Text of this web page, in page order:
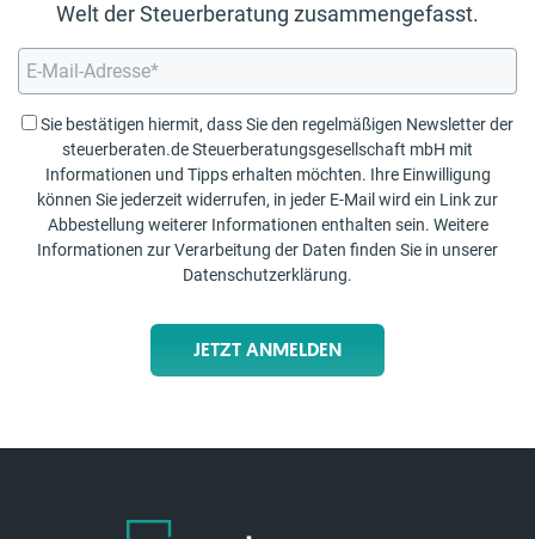
Welt der Steuerberatung zusammengefasst.
Sie bestätigen hiermit, dass Sie den regelmäßigen Newsletter der
steuerberaten.de Steuerberatungsgesellschaft mbH mit
Informationen und Tipps erhalten möchten. Ihre Einwilligung
können Sie jederzeit widerrufen, in jeder E-Mail wird ein Link zur
Abbestellung weiterer Informationen enthalten sein. Weitere
Informationen zur Verarbeitung der Daten finden Sie in unserer
Datenschutzerklärung.
JETZT ANMELDEN